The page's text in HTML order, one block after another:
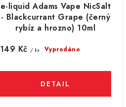
e-liquid Adams Vape NicSalt
- Blackcurrant Grape (černý
rybíz a hrozno) 10ml
Vyprodáno
149 Kč / ks